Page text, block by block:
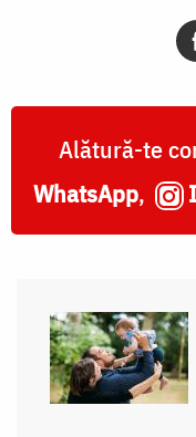
Alătură-te
WhatsApp,